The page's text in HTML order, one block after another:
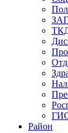
Район